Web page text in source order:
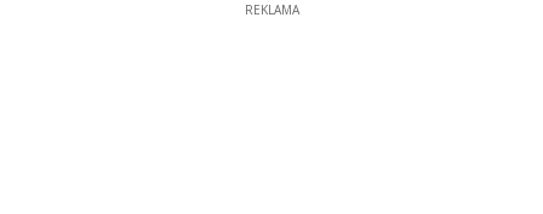
REKLAMA